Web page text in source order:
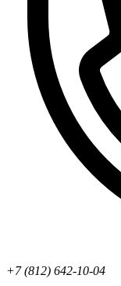
+7 (812) 642-10-04